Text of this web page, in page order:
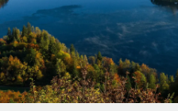
Remote Embedded
HR naadloos in
Platform
Ingebouwde essentiële
Teams uitbreiden met
Enterprise
Global HR voor grote
Onderzoek en gidsen
Casestudy's
HR-woordenlijst
Checklists en templates
Español
Italiano
Português (Portugal)